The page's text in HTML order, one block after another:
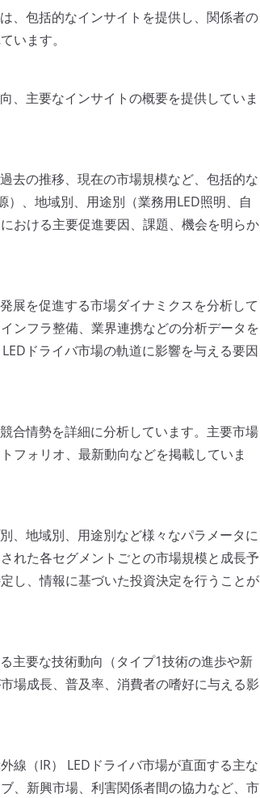
、包括的なインサイトを提供し、関係者の
います。
、主要なインサイトの概要を提供していま
去の推移、現在の市場規模など、包括的な
、地域別、用途別（業務用LED照明、自
おける主要促進要因、課題、機会を明らか
展を促進する市場ダイナミクスを分析して
ンフラ整備、業界連携などの分析データを
ドライバ市場の軌道に影響を与える要因
合情勢を詳細に分析しています。主要市場
フォリオ、最新動向などを掲載していま
、地域別、用途別など様々なパラメータに
れた各セグメントごとの市場規模と成長予
し、情報に基づいた投資決定を行うことが
主要な技術動向（タイプ1技術の進歩や新
場成長、普及率、消費者の嗜好に与える影
線（IR） LEDドライバ市場が直面する主な
、新興市場、利害関係者間の協力など、市